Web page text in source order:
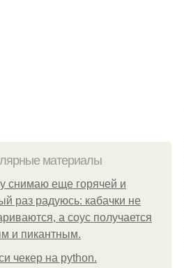
материалы
снимаю еще горячей и
раз радуюсь: кабачки не
а соус получается
и пикантным.
чекер на python.